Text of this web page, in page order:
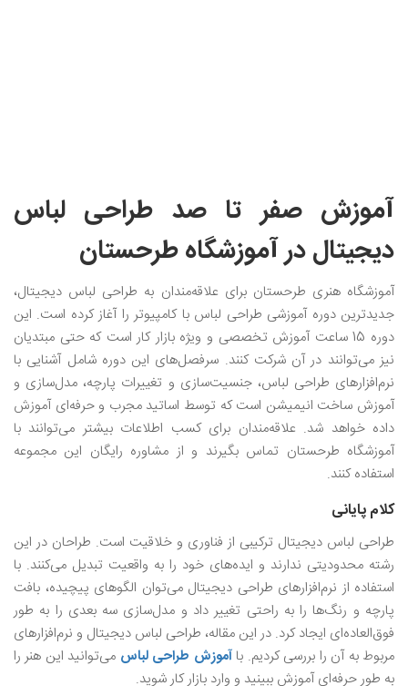
آموزش صفر تا صد طراحی لباس
دیجیتال در آموزشگاه طرحستان
آموزشگاه هنری طرحستان برای علاقه‌مندان به طراحی لباس دیجیتال،
جدیدترین دوره آموزشی طراحی لباس با کامپیوتر را آغاز کرده است. این
دوره 15 ساعت آموزش تخصصی و ویژه بازار کار است که حتی مبتدیان
نیز می‌توانند در آن شرکت کنند. سرفصل‌های این دوره شامل آشنایی با
نرم‌افزار‌های طراحی لباس، جنسیت‌سازی و تغییرات پارچه، مدل‌سازی و
آموزش ساخت انیمیشن است که توسط اساتید مجرب و حرفه‌ای آموزش
داده خواهد شد. علاقه‌مندان برای کسب اطلاعات بیشتر می‌توانند با
آموزشگاه طرحستان تماس بگیرند و از مشاوره رایگان این مجموعه
استفاده کنند.
کلام پایانی
طراحی لباس دیجیتال ترکیبی از فناوری و خلاقیت است. طراحان در این
رشته محدودیتی ندارند و ایده‌های خود را به واقعیت تبدیل می‌کنند. با
استفاده از نرم‌افزارهای طراحی دیجیتال می‌توان الگوهای پیچیده، بافت
پارچه و رنگ‌ها را به راحتی تغییر داد و مدل‌سازی سه بعدی را به طور
فوق‌العاده‌ای ایجاد کرد. در این مقاله، طراحی لباس دیجیتال و نرم‌افزار‌های
مربوط به آن را بررسی کردیم. باآموزش طراحی لباس می‌توانید این هنر را
به طور حرفه‌ای آموزش ببینید و وارد بازار کار شوید.